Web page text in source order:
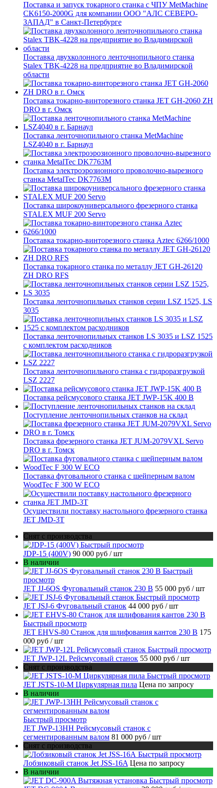
Поставка и запуск токарного станка с ЧПУ MetMachine
CK6150-2000G для компании ООО "АЛС СЕВЕРО-
ЗАПАД" в Санкт-Петербурге
Поставка двухколонного ленточнопильного станка
Stalex TBK-4228 на предприятие во Владимирской
области
Поставка токарно-винторезного станка JET GH-2060 ZH
DRO в г. Омск
Поставка ленточнопильного станка MetMachine
LSZ4040 в г. Барнаул
Поставка электроэрозионного проволочно-вырезного
станка MetalTec DK7763M
Поставка широкоуниверсального фрезерного станка
STALEX MUF 200 Servo
Поставка токарно-винторезного станка Aztec 6266/1000
Поставка токарного станка по металлу JET GH-26120
ZH DRO RFS
Поставка ленточнопильных станков серии LSZ 1525, LS
3035
Поставка ленточнопильных станков LS 3035 и LSZ 1525
с комплектом расходников
Поставка ленточнопильного станка c гидроразгрузкой
LSZ 2227
Поставка рейсмусового станка JET JWP-15K 400 В
Поступление ленточнопильных станков на склад
Поставка фрезерного станка JET JUM-2079VXL Servo
DRO в г. Томск
Поставка фуговального станка с шейперным валом
WoodTec F 300 W ECO
Осуществили поставку настольного фрезерного станка
JET JMD-3T
Снят с производства
Быстрый просмотр
JDP-15 (400V) 90 000 руб / шт
В наличии
Быстрый
просмотр
JET JJ-6OS Фуговальный станок 230 В 55 000 руб / шт
Быстрый просмотр
JET JSJ-6 Фуговальный станок 44 000 руб / шт
Быстрый просмотр
JET EHVS-80 Станок для шлифования кантов 230 В 175
000 руб / шт
Быстрый просмотр
JET JWP-12L Рейсмусовый станок 55 000 руб / шт
Снят с производства
Быстрый просмотр
JET JSTS-10-M Циркулярная пила Цена по запросу
В наличии
Быстрый просмотр
JET JWP-13HH Рейсмусовый станок с
сегментированным валом 81 000 руб / шт
Снят с производства
Быстрый просмотр
Лобзиковый станок Jet JSS-16A Цена по запросу
В наличии
Быстрый просмотр